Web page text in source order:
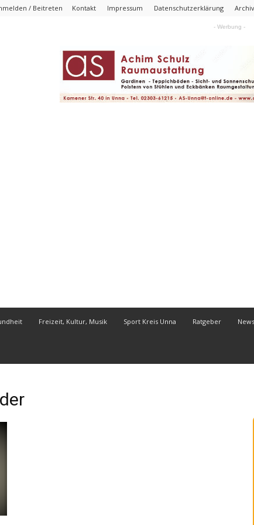
/ Beitreten Kontakt Impressum Datenschutzerklärung Archiv
- Werbung -
Freizeit, Kultur, Musik Sport Kreis Unna Ratgeber